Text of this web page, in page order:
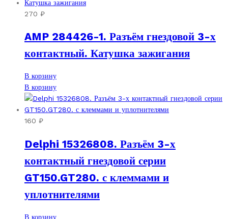
270 ₽
AMP 284426-1. Разъём гнездовой 3-х
контактный. Катушка зажигания
В корзину
В корзину
160 ₽
Delphi 15326808. Разъём 3-х
контактный гнездовой серии
GT150.GT280. с клеммами и
уплотнителями
В корзину